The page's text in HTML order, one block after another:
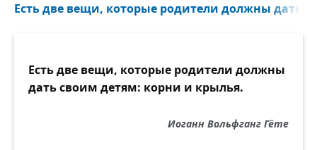
Есть две вещи, которые родители должны дать
Есть две вещи, которые родители должны
дать своим детям: корни и крылья.
Иоганн Вольфганг Гёте